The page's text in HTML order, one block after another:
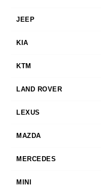
JEEP
KIA
KTM
LAND ROVER
LEXUS
MAZDA
MERCEDES
MINI